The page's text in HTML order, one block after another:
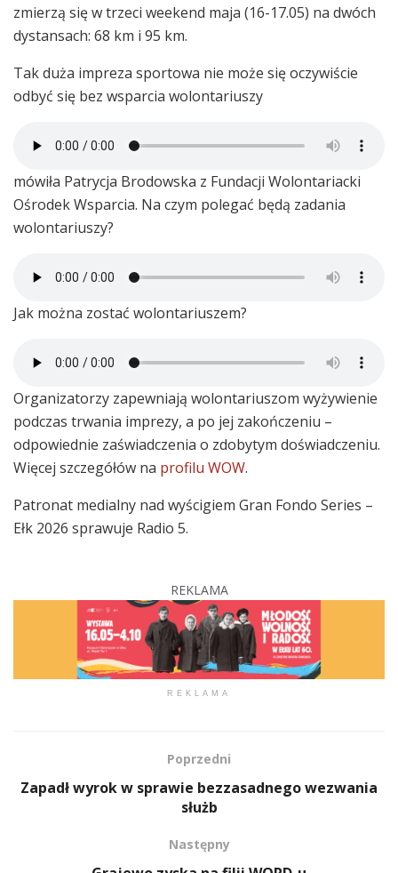
zmierzą się w trzeci weekend maja (16-17.05) na dwóch
dystansach: 68 km i 95 km.
Tak duża impreza sportowa nie może się oczywiście
odbyć się bez wsparcia wolontariuszy
mówiła Patrycja Brodowska z Fundacji Wolontariacki
Ośrodek Wsparcia. Na czym polegać będą zadania
wolontariuszy?
Jak można zostać wolontariuszem?
Organizatorzy zapewniają wolontariuszom wyżywienie
podczas trwania imprezy, a po jej zakończeniu –
odpowiednie zaświadczenia o zdobytym doświadczeniu.
Więcej szczegółów na profilu WOW.
Patronat medialny nad wyścigiem Gran Fondo Series –
Ełk 2026 sprawuje Radio 5.
REKLAMA
REKLAMA
Poprzedni
Zapadł wyrok w sprawie bezzasadnego wezwania
służb
Następny